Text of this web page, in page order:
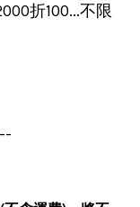
折100...不限